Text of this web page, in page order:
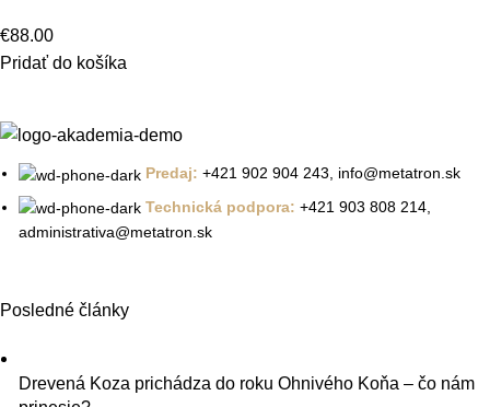
€88.00
Pridať do košíka
Predaj: +421 902 904 243, info@metatron.sk
Technická podpora: +421 903 808 214,
administrativa@metatron.sk
Posledné články
Drevená Koza prichádza do roku Ohnivého Koňa – čo nám